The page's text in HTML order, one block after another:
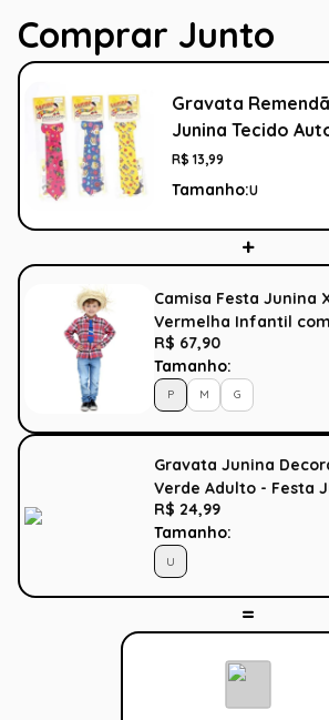
Comprar Junto
Gravata
Junina Tecido
R$ 13,99
Tamanho:U
Camisa Festa Junina
Vermelha Infantil
Chapéu
R$ 67,90
Tamanho:
P M G
Gravata Junina
Verde Adulto - Festa
R$ 24,99
Tamanho:
U